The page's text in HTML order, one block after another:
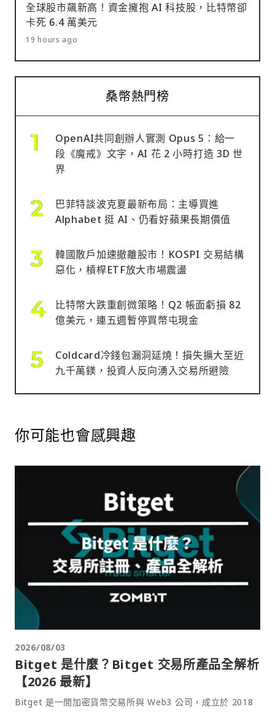
全球股市飆新高！資金擁抱 AI 科技股，比特幣卻
卡死 6.4 萬美元
19 hours ago
桑幣熱門榜
OpenAI共同創辦人實測 Opus 5：給一
段《魔戒》文字，AI 花 2 小時打造 3D 世
界
巴菲特談波克夏最新布局：主導買進
Alphabet 挺 AI、仍看好蘋果長期價值
韓國散戶加速撤離股市！KOSPI 交易結構
惡化，槓桿ETF放大市場震盪
比特幣大跌重創微策略！Q2 帳面虧損 82
億美元，連五週暫停買幣屯現金
Coldcard冷錢包漏洞延燒！損失擴大至近
九千萬鎂，投資人反向湧入交易所避險
你可能也會感興趣
2026/08/03
Bitget 是什麼？Bitget 交易所產品全解析
【2026 最新】
Bitget 是一間加密貨幣交易所與 Web3 公司，成立於 2018